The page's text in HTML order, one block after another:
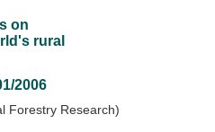
on
rural
2006
Forestry Research)